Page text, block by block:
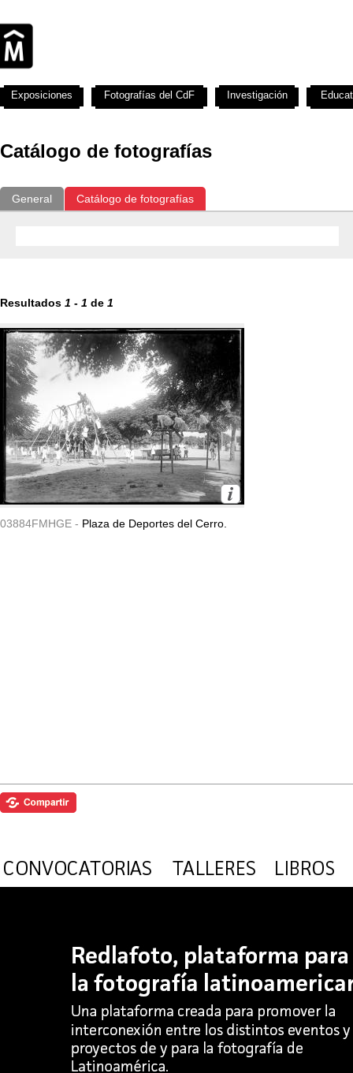
Catálogo de fotografías
General Catálogo de fotografías
Resultados 1 - 1 de 1
03884FMHGE - Plaza de Deportes del Cerro.
Exposiciones Fotografías del CdF Investigación